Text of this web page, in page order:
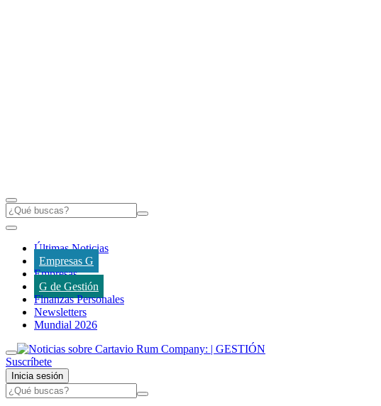
Últimas Noticias
Empresas G
Empresas
G de Gestión
Finanzas Personales
Newsletters
Mundial 2026
Suscríbete
Inicia sesión